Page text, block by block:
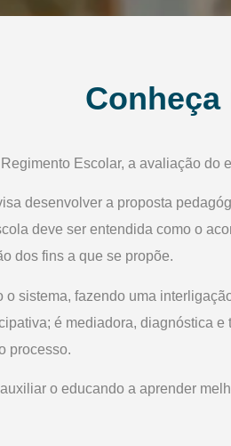
Escolar, a avaliação do
desenvolver a proposta
deve ser entendida como o
dos fins a que se propõe.
o sistema, fazendo uma
é mediadora, diagnóstica
processo.
o educando a aprender